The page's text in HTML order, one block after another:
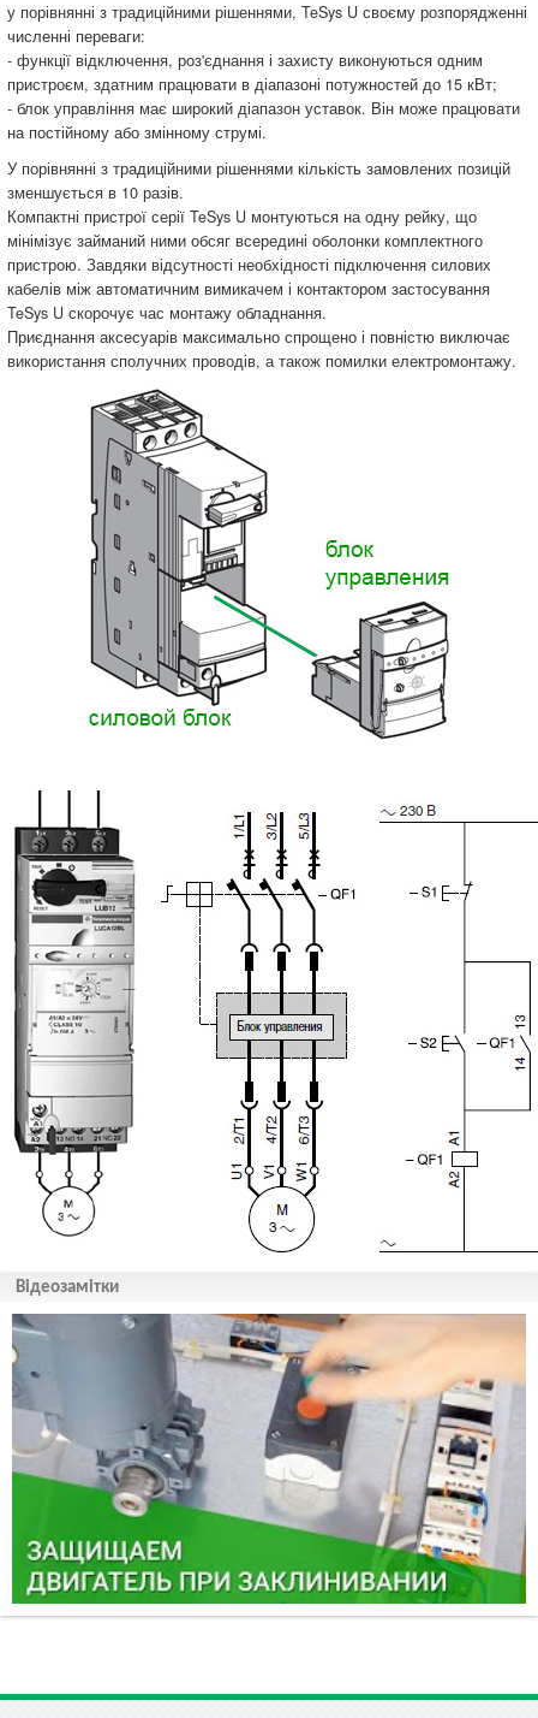
у порівнянні з традиційними рішеннями, TeSys U своєму розпорядженні
численні переваги: ​​
- функції відключення, роз'єднання і захисту виконуються одним
пристроєм, здатним працювати в діапазоні потужностей до 15 кВт;
- блок управління має широкий діапазон уставок. Він може працювати
на постійному або змінному струмі.
У порівнянні з традиційними рішеннями кількість замовлених позицій
зменшується в 10 разів.
Компактні пристрої серії TeSys U монтуються на одну рейку, що
мінімізує займаний ними обсяг всередині оболонки комплектного
пристрою. Завдяки відсутності необхідності підключення силових
кабелів між автоматичним вимикачем і контактором застосування
TeSys U скорочує час монтажу обладнання.
Приєднання аксесуарів максимально спрощено і повністю виключає
використання сполучних проводів, а також помилки електромонтажу.
Відеозамітки